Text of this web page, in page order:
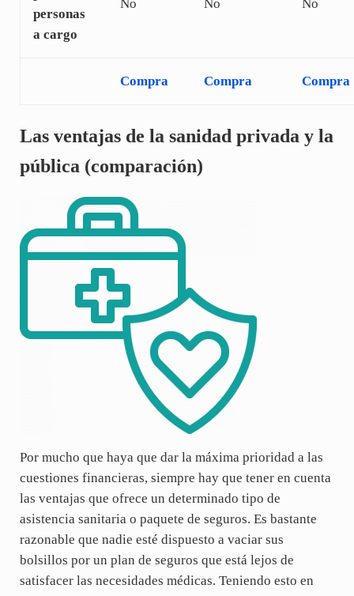
personas
a cargo
No No No
Compra Compra Compra
Las ventajas de la sanidad privada y la
pública (comparación)
Por mucho que haya que dar la máxima prioridad a las
cuestiones financieras, siempre hay que tener en cuenta
las ventajas que ofrece un determinado tipo de
asistencia sanitaria o paquete de seguros. Es bastante
razonable que nadie esté dispuesto a vaciar sus
bolsillos por un plan de seguros que está lejos de
satisfacer las necesidades médicas. Teniendo esto en